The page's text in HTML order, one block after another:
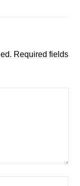
Required fields